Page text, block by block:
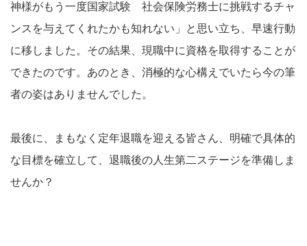
神様がもう一度国家試験 社会保険労務士に挑戦するチャ
ンスを与えてくれたかも知れない」と思い立ち、早速行動
に移しました。その結果、現職中に資格を取得することが
できたのです。あのとき、消極的な心構えでいたら今の筆
者の姿はありませんでした。
最後に、まもなく定年退職を迎える皆さん、明確で具体的
な目標を確立して、退職後の人生第二ステージを準備しま
せんか？